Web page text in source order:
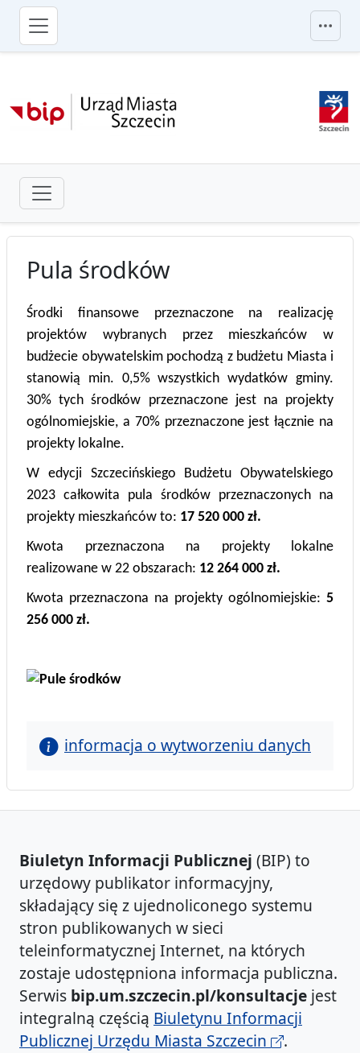
przejdź do głównego menu
Pula środków
Środki finansowe przeznaczone na realizację
projektów wybranych przez mieszkańców w
budżecie obywatelskim pochodzą z budżetu Miasta i
stanowią min. 0,5% wszystkich wydatków gminy.
30% tych środków przeznaczone jest na projekty
ogólnomiejskie, a 70% przeznaczone jest łącznie na
projekty lokalne.
W edycji Szczecińskiego Budżetu Obywatelskiego
2023 całkowita pula środków przeznaczonych na
projekty mieszkańców to: 17 520 000 zł.
Kwota przeznaczona na projekty lokalne
realizowane w 22 obszarach: 12 264 000 zł.
Kwota przeznaczona na projekty ogólnomiejskie: 5
256 000 zł.
informacja o wytworzeniu danych
Biuletyn Informacji Publicznej (BIP) to
urzędowy publikator informacyjny,
składający się z ujednoliconego systemu
stron publikowanych w sieci
teleinformatycznej Internet, na których
zostaje udostępniona informacja publiczna.
Serwis bip.um.szczecin.pl/konsultacje jest
integralną częścią Biuletynu Informacji
Publicznej Urzędu Miasta Szczecin
.